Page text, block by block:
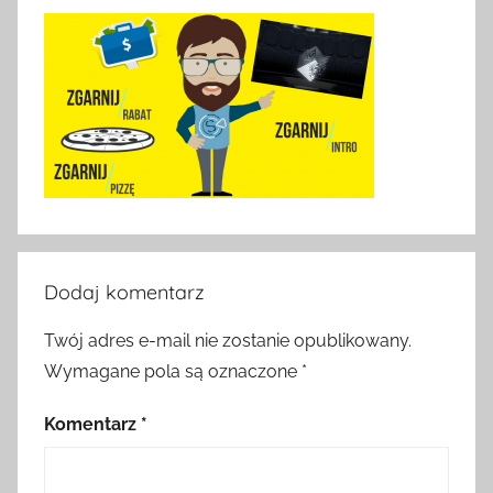
Dodaj komentarz
Twój adres e-mail nie zostanie opublikowany.
Wymagane pola są oznaczone *
Komentarz *